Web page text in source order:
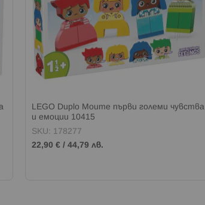
LEGO Duplo Моите първи големи чувства
и емоции 10415
SKU: 178277
22,90 € /44,79 лв.